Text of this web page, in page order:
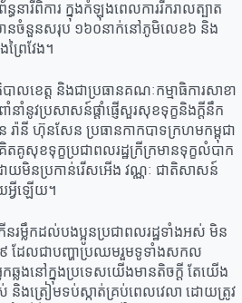
ធនារីពិការ ក្នុងកំឡុងពេលការរីករាលត្បាត
នចំនួនសរុប ១៦០នាក់នៅភូមិលេខ៦ និង
រៃវែង។
ាល​ខេត្ត​ និងជាប្រធានគណៈកម្មាធិការសាខា​
ាំនាំនូវប្រសាសន៍ផ្ដាំផ្ញើសួរសុខទុក្ខនិងក្ដីនឹក
រ៉ានី ហ៊ុនសែន ប្រធានកាកបាទក្រហមកម្ពុជា
គូសុខទុក្ខប្រជាពលរដ្ឋក្រីក្រមានទុក្ខលំបាក
យមិនប្រកាន់រើសអើង វណ្ណៈ ជាតិសាសន៍
អ្វីឡើយ។
រម្លឹកដល់បងប្អូនប្រជាពលរដ្ឋទាំងអស់ មិន
៩ ដែលជាបញ្ហាប្រឈមរួមទូទាំងសកល
ឆ្លងនៅក្នុងប្រទេសយើងមានតិចក្តី តែយើង
ស់ និងត្រៀមទប់ស្កាត់គ្រប់ពេលវេលា ដោយត្រូវ